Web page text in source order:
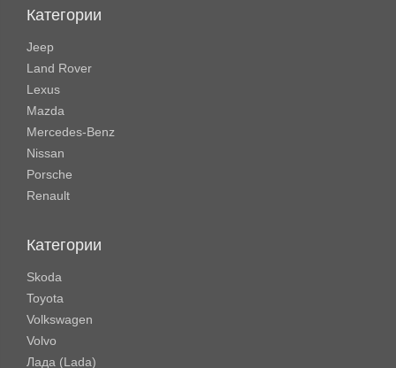
Категории
Jeep
Land Rover
Lexus
Mazda
Mercedes-Benz
Nissan
Porsche
Renault
Категории
Skoda
Toyota
Volkswagen
Volvo
Лада (Lada)